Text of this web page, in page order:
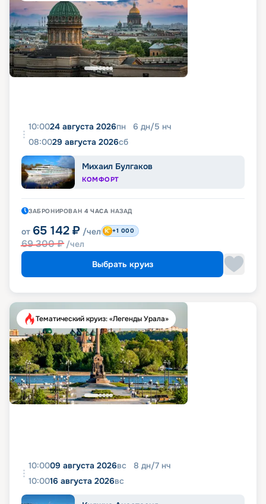
10:0024 августа 2026пн 6 дн/5 нч
08:0029 августа 2026сб
Михаил Булгаков
КОМФОРТ
ЗАБРОНИРОВАН 4 ЧАСА НАЗАД
от 65 142 ₽ /чел
69 300₽ /чел
+1 000
Выбрать круиз
Тематический круиз: «Легенды Урала»
10:0009 августа 2026вс 8 дн/7 нч
10:0016 августа 2026вс